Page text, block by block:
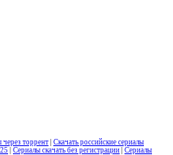
через торрент
Скачать российские сериалы
Сериалы скачать без регистрации Сериалы